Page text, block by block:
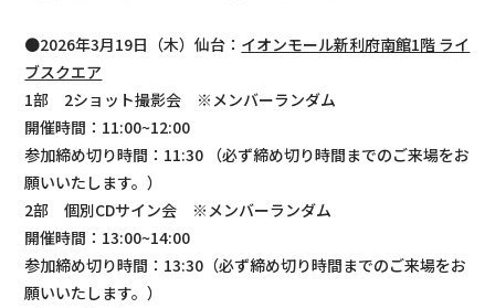
●2026年3月19日（木）仙台： イオンモール新利府南館1階 ライ
ブスクエア
1部 2ショット撮影会 ※メンバーランダム
開催時間：11:00~12:00
参加締め切り時間：11:30 （必ず締め切り時間までのご来場をお
願いいたします。）
2部 個別CDサイン会 ※メンバーランダム
開催時間：13:00~14:00
参加締め切り時間：13:30（必ず締め切り時間までのご来場をお
願いいたします。）